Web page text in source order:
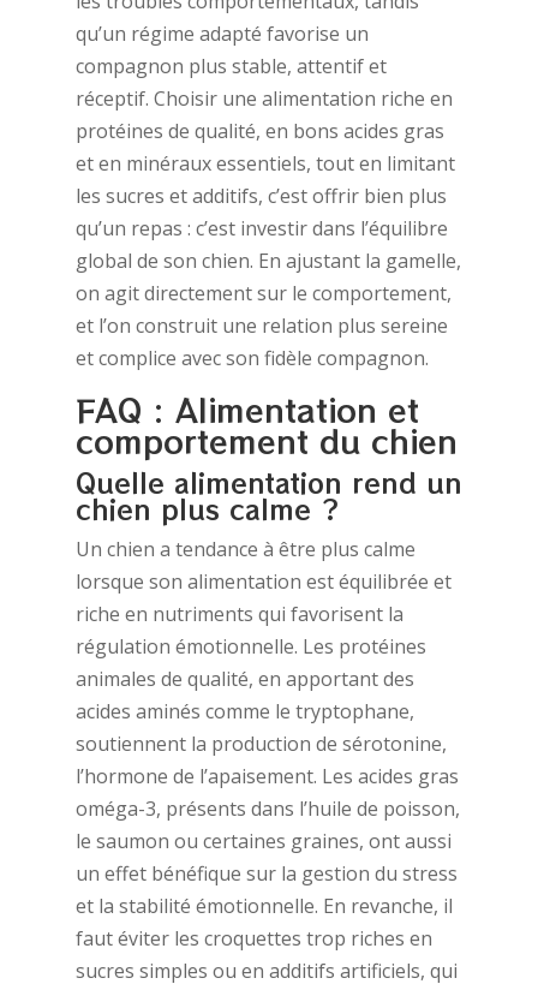
qu’un régime adapté favorise un
compagnon plus stable, attentif et
réceptif. Choisir une alimentation riche en
protéines de qualité, en bons acides gras
et en minéraux essentiels, tout en limitant
les sucres et additifs, c’est offrir bien plus
qu’un repas : c’est investir dans l’équilibre
global de son chien. En ajustant la gamelle,
on agit directement sur le comportement,
et l’on construit une relation plus sereine
et complice avec son fidèle compagnon.
FAQ : Alimentation et
comportement du chien
Quelle alimentation rend un
chien plus calme ?
Un chien a tendance à être plus calme
lorsque son alimentation est équilibrée et
riche en nutriments qui favorisent la
régulation émotionnelle. Les protéines
animales de qualité, en apportant des
acides aminés comme le tryptophane,
soutiennent la production de sérotonine,
l’hormone de l’apaisement. Les acides gras
oméga-3, présents dans l’huile de poisson,
le saumon ou certaines graines, ont aussi
un effet bénéfique sur la gestion du stress
et la stabilité émotionnelle. En revanche, il
faut éviter les croquettes trop riches en
sucres simples ou en additifs artificiels, qui